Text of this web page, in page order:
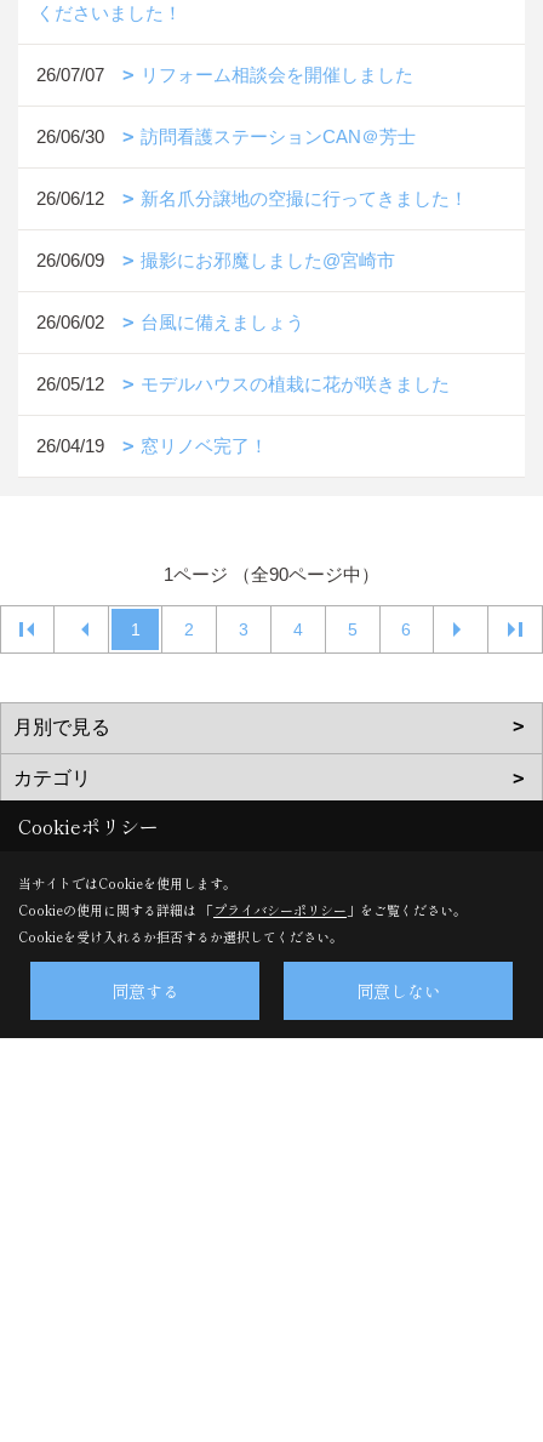
くださいました！
26/07/07 リフォーム相談会を開催しました
26/06/30 訪問看護ステーションCAN＠芳士
26/06/12 新名爪分譲地の空撮に行ってきました！
26/06/09 撮影にお邪魔しました@宮崎市
26/06/02 台風に備えましょう
26/05/12 モデルハウスの植栽に花が咲きました
26/04/19 窓リノベ完了！
1ページ （全90ページ中）
1 2 3 4 5 6
〒880-0841
宮崎県宮崎市吉村町江田原甲207番地2
Cookieポリシー
当サイトではCookieを使用します。
Cookieの使用に関する詳細は 「プライバシーポリシー 」をご覧ください。
Cookieを受け入れるか拒否するか選択してください。
同意する 同意しない